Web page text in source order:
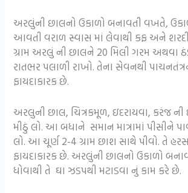
અરલુંની છાલનો ઉકાળો બનાવતી વખતે,
આવતી વરાળ સ્વાસ માં લેવાથી કફ અને
ગ્રામ અરલું ની છાલને 20 મિલી ગરમ અથવા
રાતભર પલાળી રાખો. તેના સેવનથી
ફાયદાકારક છે.
અરલુની છાલ, ચિત્રકમૂળ, ઇદરાયવા, કરંજ
મીઠું લો. આ બધાને સમાન માત્રામાં પીસીને
લો. આ ચૂર્ણ 2-4 ગ્રામ છાશ સાથે પીવો. તે
ફાયદાકારક છે. અરલુંની છાલનો ઉકાળો
ધોવાથી તે ઘા ઝડપથી મટાડવા નું કામ કરે છે.